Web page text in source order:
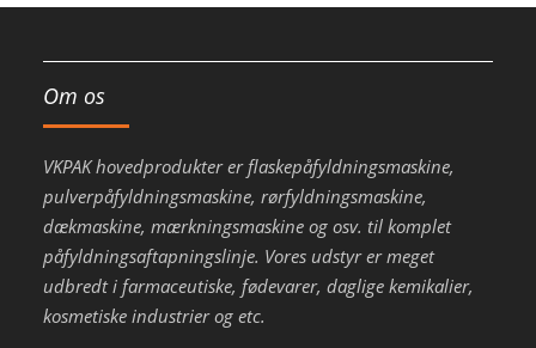
Om os
VKPAK hovedprodukter er flaskepåfyldningsmaskine,
pulverpåfyldningsmaskine, rørfyldningsmaskine,
dækmaskine, mærkningsmaskine og osv. til komplet
påfyldningsaftapningslinje. Vores udstyr er meget
udbredt i farmaceutiske, fødevarer, daglige kemikalier,
kosmetiske industrier og etc.